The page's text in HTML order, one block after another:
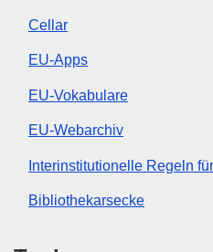
Cellar
EU-Apps
EU-Vokabulare
EU-Webarchiv
Interinstitutionelle Regeln
Bibliothekarsecke